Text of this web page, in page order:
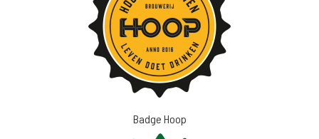
Badge Hoop